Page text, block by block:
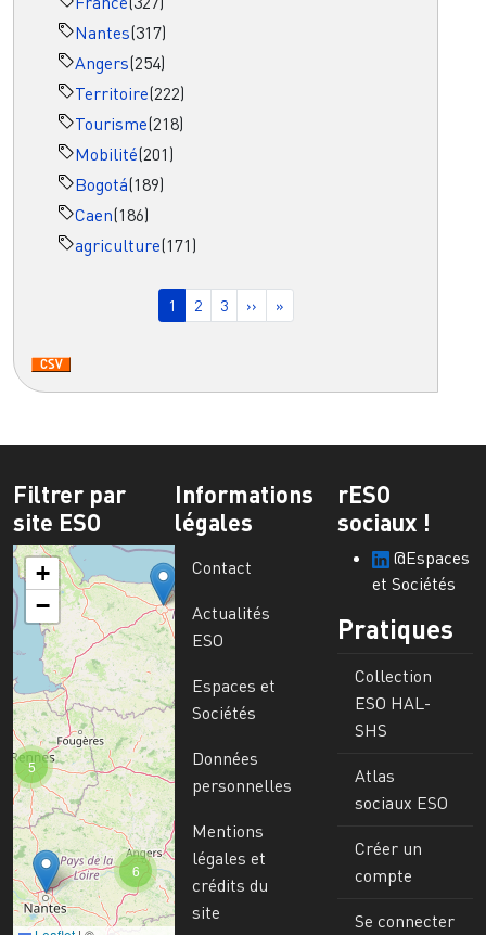
Nantes(317)
Angers(254)
Territoire(222)
Tourisme(218)
Mobilité(201)
Bogotá(189)
Caen(186)
agriculture(171)
Page courante
1 Page
2 Page
3 Page suivante
›› Dernière page
»
Filtrer par
site ESO
6
5
+
−
Informations
légales
Contact
Actualités
ESO
Espaces et
Sociétés
Données
personnelles
Mentions
légales et
crédits du
site
rESO
sociaux !
@Espaces
et Sociétés
Pratiques
Collection
ESO HAL-
SHS
Atlas
sociaux ESO
Créer un
compte
Se connecter